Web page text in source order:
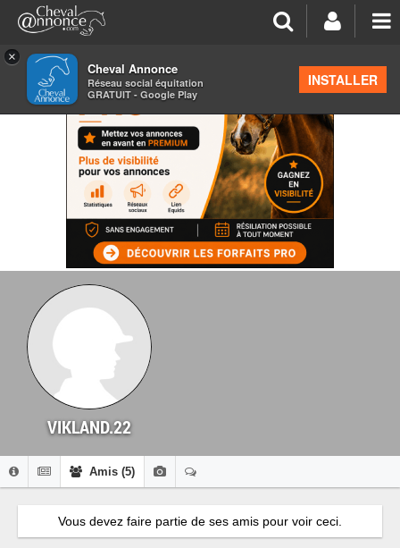
×
Cheval Annonce
Réseau social équitation
GRATUIT - Google Play
INSTALLER
VIKLAND.22
Amis (5)
Vous devez faire partie de ses amis pour voir ceci.